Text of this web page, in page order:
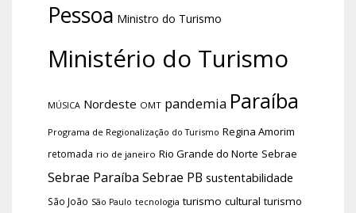
Pessoa Ministro do Turismo
Ministério do Turismo
MÚSICA Nordeste OMT pandemia Paraíba
Programa de Regionalização do Turismo Regina Amorim
retomada rio de janeiro Rio Grande do Norte Sebrae
Sebrae Paraíba Sebrae PB sustentabilidade
São João São Paulo tecnologia turismo cultural turismo